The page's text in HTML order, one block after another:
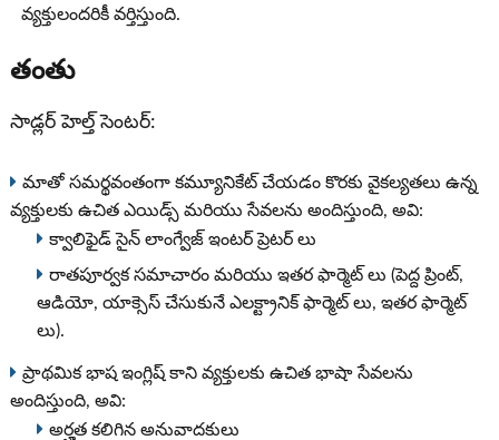
వ్యక్తులందరికీ వర్తిస్తుంది.
తంతు
సాడ్లర్ హెల్త్ సెంటర్:
మాతో సమర్థవంతంగా కమ్యూనికేట్ చేయడం కొరకు వైకల్యతలు ఉన్న
వ్యక్తులకు ఉచిత ఎయిడ్స్ మరియు సేవలను అందిస్తుంది, అవి:
క్వాలిఫైడ్ సైన్ లాంగ్వేజ్ ఇంటర్ ప్రెటర్ లు
రాతపూర్వక సమాచారం మరియు ఇతర ఫార్మెట్ లు (పెద్ద ప్రింట్,
ఆడియో, యాక్సెస్ చేసుకునే ఎలక్ట్రానిక్ ఫార్మెట్ లు, ఇతర ఫార్మెట్
లు).
ప్రాథమిక భాష ఇంగ్లిష్ కాని వ్యక్తులకు ఉచిత భాషా సేవలను
అందిస్తుంది, అవి:
అర్హత కలిగిన అనువాదకులు